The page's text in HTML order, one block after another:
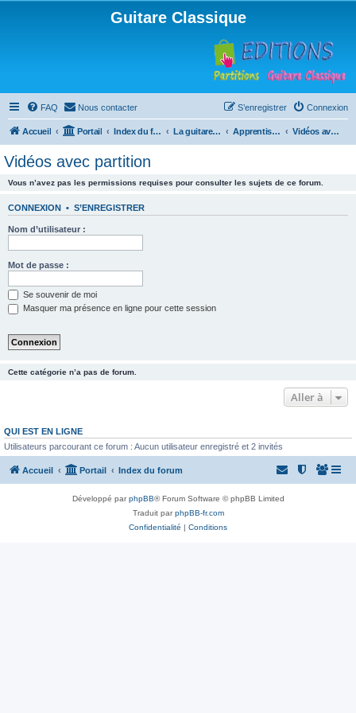
Guitare Classique
FAQ Nous contacter Connexion
S’enregistrer
Accueil Portail Index du forum La guitare : instrument, cours et théorie Apprentissage et enseignement de la guitare Vidéos avec partition
Vidéos avec partition
Vous n’avez pas les permissions requises pour consulter les sujets de ce forum.
CONNEXION • S’ENREGISTRER
Nom d’utilisateur :
Mot de passe :
Se souvenir de moi
Masquer ma présence en ligne pour cette session
Cette catégorie n’a pas de forum.
Aller à
QUI EST EN LIGNE
Utilisateurs parcourant ce forum : Aucun utilisateur enregistré et 2 invités
Accueil Portail Index du forum
Développé parphpBB® Forum Software © phpBB Limited
Traduit parphpBB-fr.com
Confidentialité | Conditions